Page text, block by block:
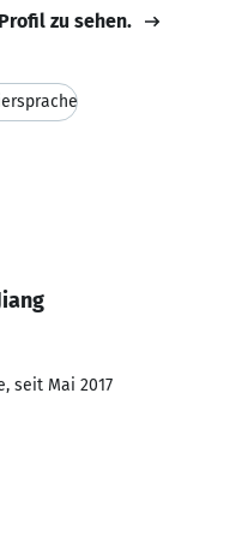
zu sehen.
seit Mai 2017